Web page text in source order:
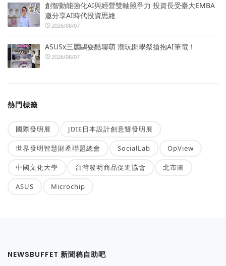
創智動能強化AI與經營雙軸競爭力 投資長受臺大EMBA
邀分享AI時代投資思維
2026/08/07
ASUSx三麗鷗耍酷聯萌 潮玩開學祭搶抱AI筆電！
2026/08/07
熱門標籤
國際發明展 JDIE日本設計創意暨發明展
世界發明智慧財產聯盟總會 SocialLab OpView
中國文化大學 台灣發明商品促進協會 北市圖
ASUS Microchip
NEWSBUFFET 新聞稿自助吧